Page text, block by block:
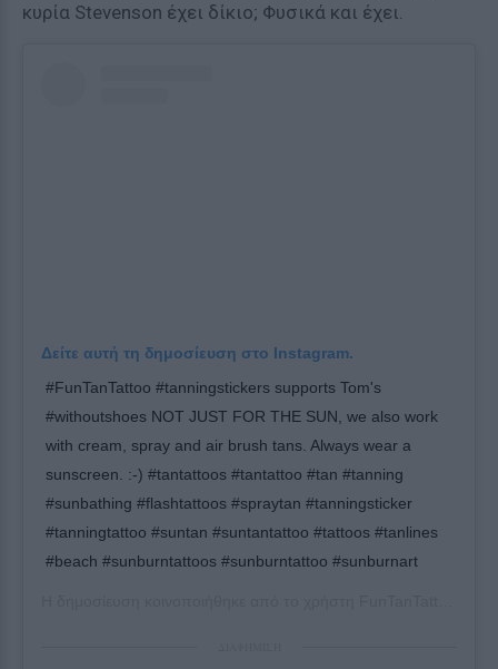
κυρία Stevenson έχει δίκιο; Φυσικά και έχει.
Δείτε αυτή τη δημοσίευση στο Instagram.
#FunTanTattoo #tanningstickers supports Tom's
#withoutshoes NOT JUST FOR THE SUN, we also work
with cream, spray and air brush tans. Always wear a
sunscreen. :-) #tantattoos #tantattoo #tan #tanning
#sunbathing #flashtattoos #spraytan #tanningsticker
#tanningtattoo #suntan #suntantattoo #tattoos #tanlines
#beach #sunburntattoos #sunburntattoo #sunburnart